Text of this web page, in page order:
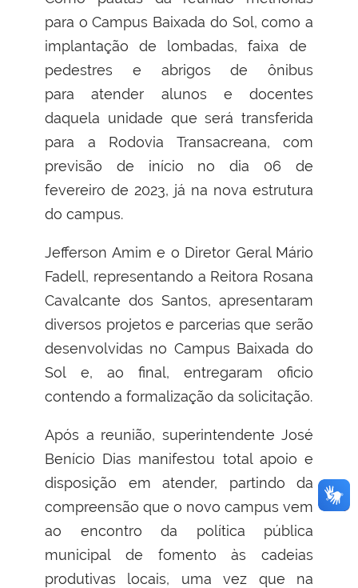
para o Campus Baixada do Sol, como a
implantação de lombadas, faixa de
pedestres e abrigos de ônibus
paraatender alunos e docentes
daquela unidade que será transferida
para a Rodovia Transacreana, com
previsão de início no dia 06 de
fevereiro de 2023, já na nova estrutura
do campus.
Jefferson Amim e o Diretor Geral Mário
Fadell, representando a Reitora Rosana
Cavalcante dos Santos, apresentaram
diversos projetos e parcerias que serão
desenvolvidas no Campus Baixada do
Sol e, ao final, entregaram oficio
contendo a formalização da solicitação.
Após a reunião, superintendente José
Benício Dias manifestou total apoio e
disposição em atender, partindo da
compreensão que o novo campus vem
ao encontro da política pública
municipal de fomento às cadeias
produtivas locais, uma vez que na